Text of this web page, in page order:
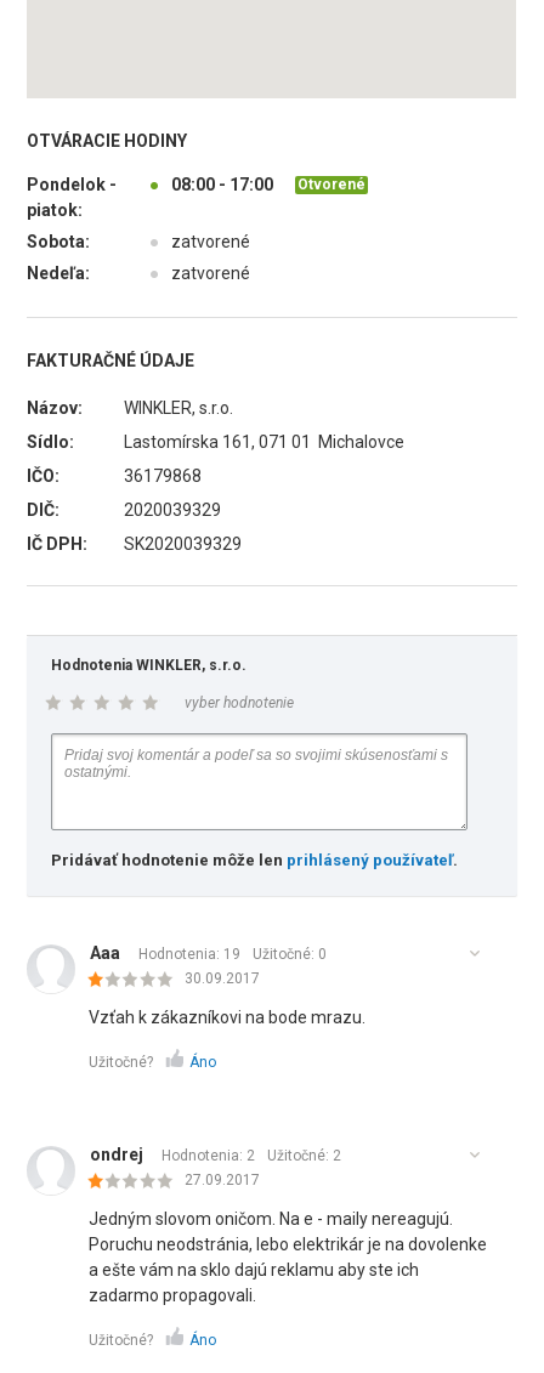
OTVÁRACIE HODINY
Pondelok -
piatok:
● 08:00 - 17:00 Otvorené
Sobota: ●
zatvorené
Nedeľa:
● zatvorené
FAKTURAČNÉ ÚDAJE
Názov:
WINKLER, s.r.o.
Sídlo:
Lastomírska 161, 071 01 Michalovce
IČO:
36179868
DIČ:
2020039329
IČ DPH:
SK2020039329
Hodnotenia WINKLER, s.r.o.
vyber hodnotenie
Pridávať hodnotenie môže len prihlásený používateľ.
Aaa Hodnotenia: 19 Užitočné: 0
30.09.2017
Vzťah k zákazníkovi na bode mrazu.
Užitočné? Áno
ondrej Hodnotenia: 2 Užitočné: 2
27.09.2017
Jedným slovom oničom. Na e - maily nereagujú.
Poruchu neodstránia, lebo elektrikár je na dovolenke
a ešte vám na sklo dajú reklamu aby ste ich
zadarmo propagovali.
Užitočné? Áno